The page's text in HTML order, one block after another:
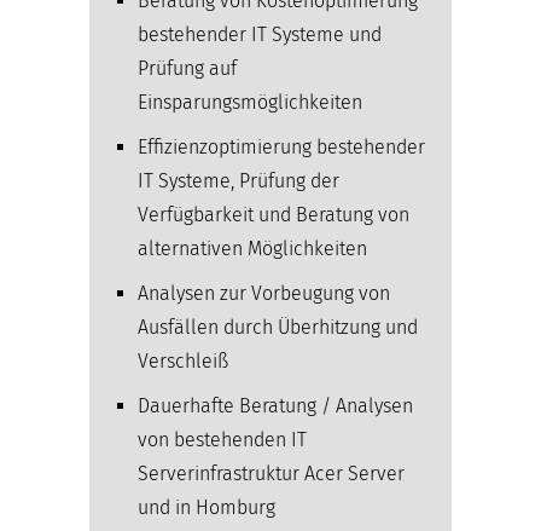
bestehender IT Systeme und
Prüfung auf
Einsparungsmöglichkeiten
Effizienzoptimierung bestehender
IT Systeme, Prüfung der
Verfügbarkeit und Beratung von
alternativen Möglichkeiten
Analysen zur Vorbeugung von
Ausfällen durch Überhitzung und
Verschleiß
Dauerhafte Beratung / Analysen
von bestehenden IT
Serverinfrastruktur Acer Server
und in Homburg